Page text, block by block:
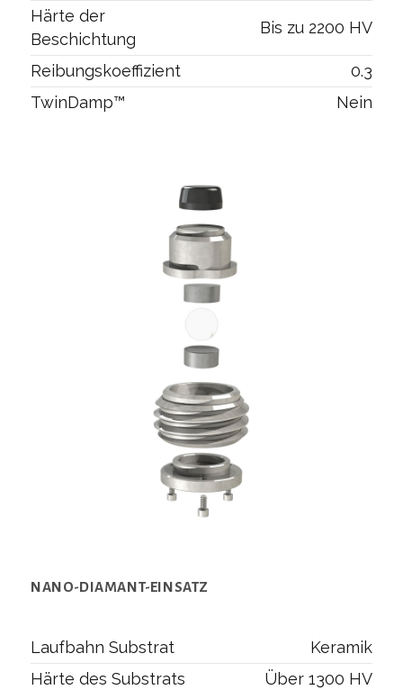
Härte der
Beschichtung
Bis zu 2200 HV
Reibungskoeffizient
0.3
TwinDamp™
Nein
NANO-DIAMANT-EINSATZ
Laufbahn Substrat
Keramik
Härte des Substrats
Über 1300 HV